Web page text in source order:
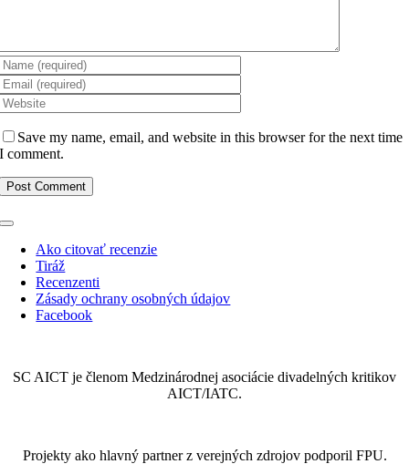
Save my name, email, and website in this browser for the next time
I comment.
Toggle
NavigationAko citovať recenzie
Tiráž
Recenzenti
Zásady ochrany osobných údajov
Facebook
SC AICT je členom Medzinárodnej asociácie divadelných kritikov
AICT/IATC.
Projekty ako hlavný partner z verejných zdrojov podporil FPU.